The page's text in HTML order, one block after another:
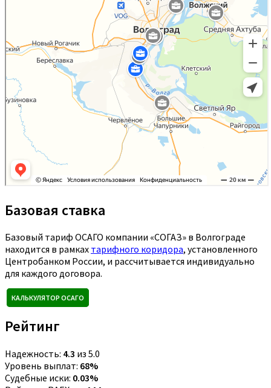
Базовая ставка
Базовый тариф ОСАГО компании «СОГАЗ» в Волгограде
находится в рамках тарифного коридора, установленного
Центробанком России, и рассчитывается индивидуально
для каждого договора.
КАЛЬКУЛЯТОР ОСАГО
Рейтинг
Надежность: 4.3 из 5.0
Уровень выплат: 68%
Судебные иски: 0.03%